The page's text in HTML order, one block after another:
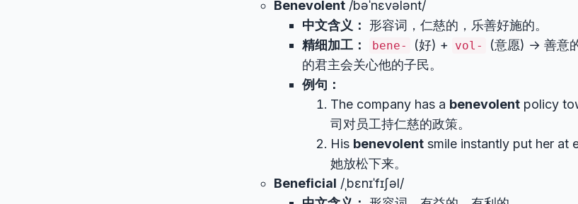
Benevolent /bəˈnɛvələnt/
中文含义：
形容词，仁慈的，乐善好施的。
精细加工：
bene- (好) + vol- (意愿) → 善意
的君主会关心他的子民。
例句：
The company has a benevolent policy
司对员工持仁慈的政策。
His benevolent smile instantly put her at
她放松下来。
Beneficial /ˌbɛnɪˈfɪʃəl/